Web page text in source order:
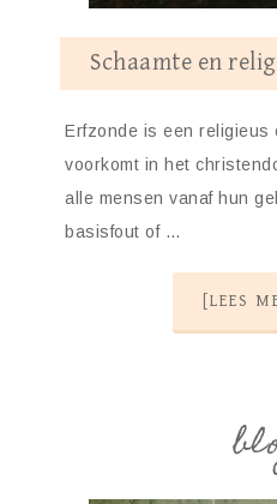
Schaamte en
Erfzonde is een religieus
voorkomt in het
alle mensen vanaf hun
basisfout of …
[LEES